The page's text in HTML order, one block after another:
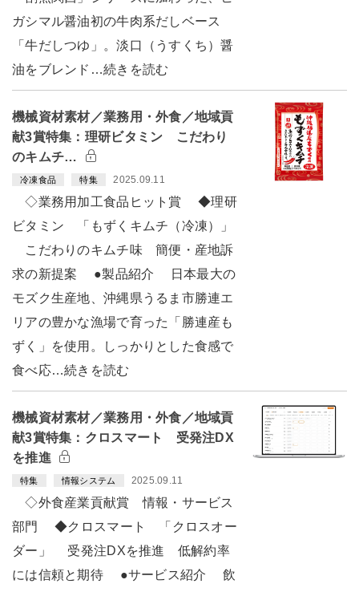
ガシマル醤油初の牛肉系だしベース
「牛だしつゆ」。淡口（うすくち）醤
油をブレンド…続きを読む
機械資材素材／業務用・外食／地域貢
献3賞特集：理研ビタミン こだわり
のキムチ…
冷凍食品 特集 2025.09.11
◇業務用加工食品ヒット賞 ◆理研
ビタミン 「もずくキムチ（冷凍）」
こだわりのキムチ味 簡便・産地訴
求の新提案 ●製品紹介 日本最大の
モズク生産地、沖縄県うるま市勝連エ
リアの豊かな漁場で育った「勝連産も
ずく」を使用。しっかりとした食感で
食べ応…続きを読む
機械資材素材／業務用・外食／地域貢
献3賞特集：クロスマート 受発注DX
を推進
特集 情報システム 2025.09.11
◇外食産業貢献賞 情報・サービス
部門 ◆クロスマート 「クロスオー
ダー」 受発注DXを推進 低解約率
には信頼と期待 ●サービス紹介 飲